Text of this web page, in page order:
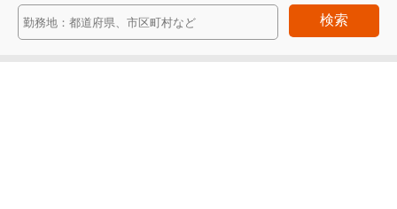
検索